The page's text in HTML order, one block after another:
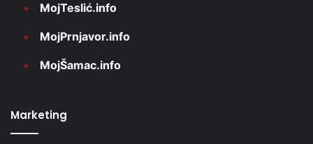
MojTeslić.info
MojPrnjavor.info
MojŠamac.info
Marketing